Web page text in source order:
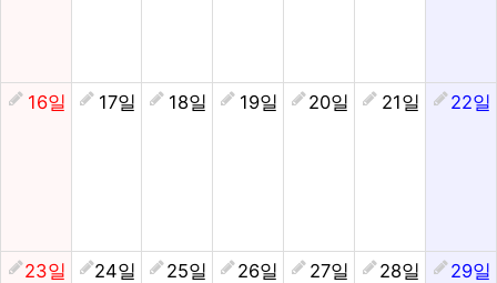
16일 17일 18일 19일 20일 21일 22일
23일 24일 25일 26일 27일 28일 29일